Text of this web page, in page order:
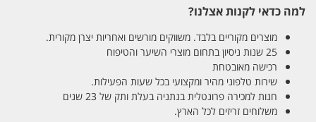
למה כדאי לקנות אצלנו?
מוצרים מקוריים בלבד. משווקים מורשים ואחריות יצרן מקורית.
25 שנות ניסיון בתחום מוצרי השיער והטיפוח
רכישה מאובטחת
שירות טלפוני מהיר ומקצועי בכל שעות הפעילות.
חנות למכירה פרונטלית בנתניה בעלת ותק של 23 שנים
משלוחים זריזים לכל הארץ.